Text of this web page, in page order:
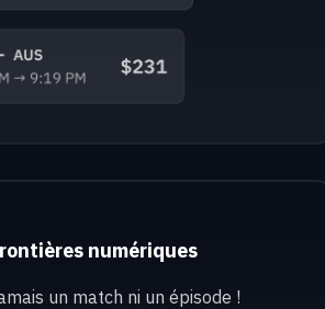
numériques
un match ni un épisode !